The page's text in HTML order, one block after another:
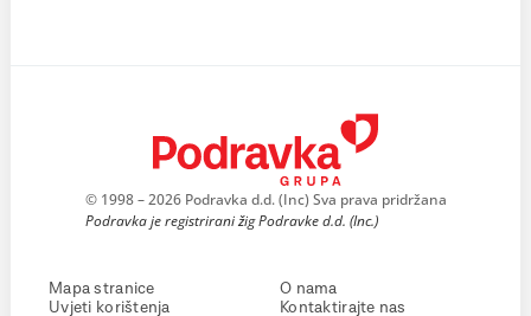
© 1998 – 2026 Podravka d.d. (Inc) Sva prava pridržana
Podravka je registrirani žig Podravke d.d. (Inc.)
Mapa stranice
Uvjeti korištenja
O nama
Kontaktirajte nas